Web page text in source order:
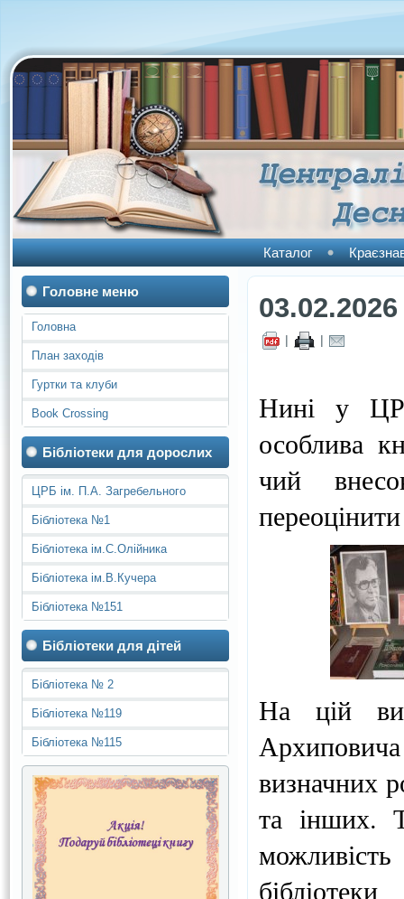
Каталог
Головне меню
Головна
План заходів
Гуртки та клуби
Book Crossing
Бібліотеки для дорослих
ЦРБ ім. П.А. Загребельного
Бібліотека №1
Бібліотека ім.С.Олійника
Бібліотека ім.В.Кучера
Бібліотека №151
Бібліотеки для дітей
Бібліотека № 2
Бібліотека №119
Бібліотека №115
03.02.2026
| |
Нині у
особлива
чий
На цій
Архиповича
визначних
та інших.
бібліотеки